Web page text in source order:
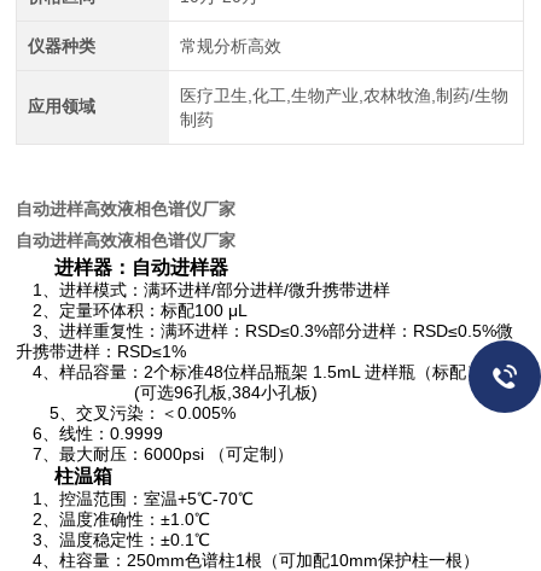
仪器种类 常规分析高效
应用领域
医疗卫生,化工,生物产业,农林牧渔,制药/生物
制药
自动进样高效液相色谱仪厂家
自动进样高效液相色谱仪厂家
进样器：自动进样器
1 、进样模式：满环进样/部分进样/微升携带进样
2 、定量环体积：标配100 μL
3 、进样重复性：满环进样： RSD≤0.3%部分进样： RSD≤0.5%微
升携带进样： RSD≤1%
4 、样品容量： 2个标准48位样品瓶架 1.5mL进样瓶（标配）
(可选96孔板 ,384小孔板)
5 、交叉污染：＜0.005%
6 、线性：0.9999
7 、最大耐压：6000psi （可定制）
柱温箱
1 、控温范围：室温+5℃-70℃
2 、温度准确性：±1.0℃
3 、温度稳定性：±0.1℃
4 、柱容量： 250mm色谱柱1根（可加配10mm保护柱一根）